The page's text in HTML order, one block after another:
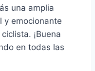
una amplia
y emocionante
¡Buena
en todas las